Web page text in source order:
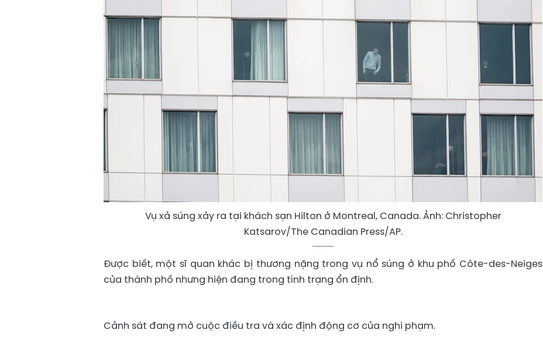
Vụ xả súng xảy ra tại khách sạn Hilton ở Montreal, Canada. Ảnh: Christopher
Katsarov/The Canadian Press/AP.
Được biết, một sĩ quan khác bị thương nặng trong vụ nổ súng ở khu phố Côte-des-Neiges
của thành phố nhưng hiện đang trong tình trạng ổn định.
Cảnh sát đang mở cuộc điều tra và xác định động cơ của nghi phạm.